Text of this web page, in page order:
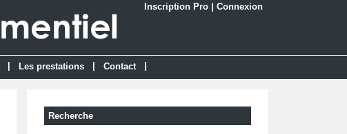
Inscription Pro Connexion
Les prestations Contact
Recherche